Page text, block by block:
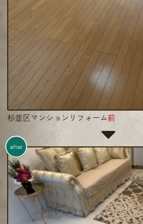
杉並区マンションリフォーム前
after